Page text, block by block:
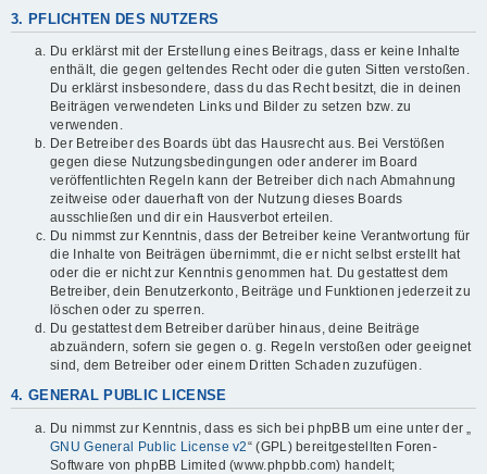
3. PFLICHTEN DES NUTZERS
Du erklärst mit der Erstellung eines Beitrags, dass er keine Inhalte
enthält, die gegen geltendes Recht oder die guten Sitten verstoßen.
Du erklärst insbesondere, dass du das Recht besitzt, die in deinen
Beiträgen verwendeten Links und Bilder zu setzen bzw. zu
verwenden.
Der Betreiber des Boards übt das Hausrecht aus. Bei Verstößen
gegen diese Nutzungsbedingungen oder anderer im Board
veröffentlichten Regeln kann der Betreiber dich nach Abmahnung
zeitweise oder dauerhaft von der Nutzung dieses Boards
ausschließen und dir ein Hausverbot erteilen.
Du nimmst zur Kenntnis, dass der Betreiber keine Verantwortung für
die Inhalte von Beiträgen übernimmt, die er nicht selbst erstellt hat
oder die er nicht zur Kenntnis genommen hat. Du gestattest dem
Betreiber, dein Benutzerkonto, Beiträge und Funktionen jederzeit zu
löschen oder zu sperren.
Du gestattest dem Betreiber darüber hinaus, deine Beiträge
abzuändern, sofern sie gegen o. g. Regeln verstoßen oder geeignet
sind, dem Betreiber oder einem Dritten Schaden zuzufügen.
4. GENERAL PUBLIC LICENSE
Du nimmst zur Kenntnis, dass es sich bei phpBB um eine unter der „
GNU General Public License v2“ (GPL) bereitgestellten Foren-
Software von phpBB Limited (www.phpbb.com) handelt;